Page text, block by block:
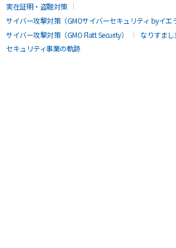
実在証明・盗聴対策
サイバー攻撃対策（GMOサイバーセキュリティ byイエ
サイバー攻撃対策（GMO Flatt Security）
なりすまし
セキュリティ事業の軌跡